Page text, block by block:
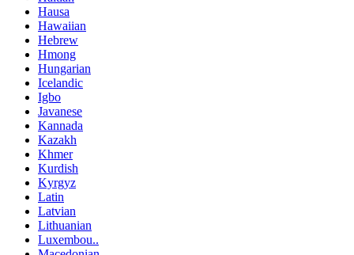
Hausa
Hawaiian
Hebrew
Hmong
Hungarian
Icelandic
Igbo
Javanese
Kannada
Kazakh
Khmer
Kurdish
Kyrgyz
Latin
Latvian
Lithuanian
Luxembou..